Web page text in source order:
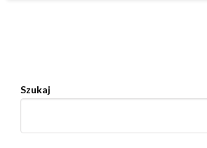
Szukaj